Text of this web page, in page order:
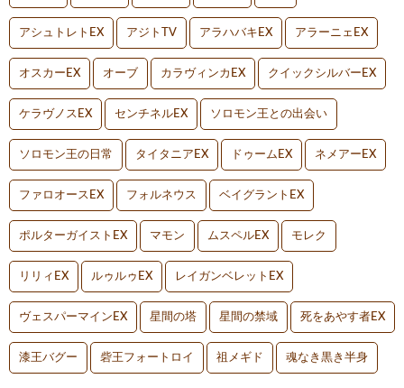
アシュトレトEX アジトTV アラハバキEX アラーニェEX
オスカーEX オーブ カラヴィンカEX クイックシルバーEX
ケラヴノスEX センチネルEX ソロモン王との出会い
ソロモン王の日常 タイタニアEX ドゥームEX ネメアーEX
ファロオースEX フォルネウス ベイグラントEX
ポルターガイストEX マモン ムスペルEX モレク
リリィEX ルゥルゥEX レイガンベレットEX
ヴェスパーマインEX 星間の塔 星間の禁域 死をあやす者EX
漆王バグー 砦王フォートロイ 祖メギド 魂なき黒き半身